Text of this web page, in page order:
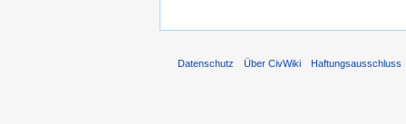
Datenschutz Über CivWiki Haftungsausschluss